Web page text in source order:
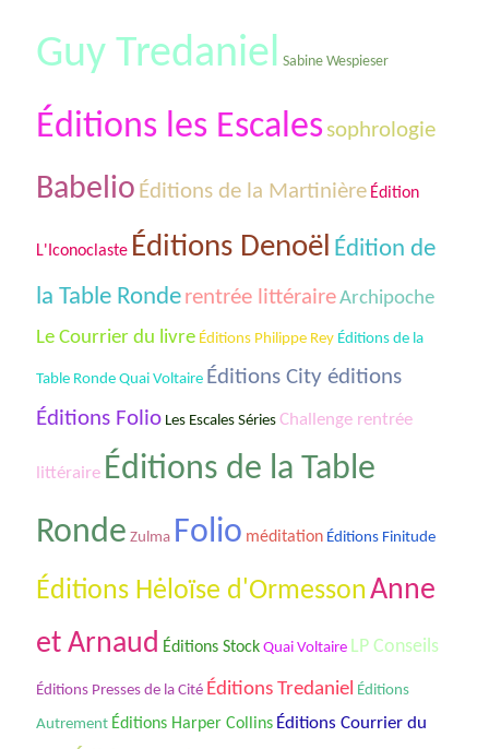
Guy Tredaniel Sabine Wespieser
Éditions les Escales sophrologie
Babelio Éditions de la Martinière Édition
L'Iconoclaste Éditions Denoël Édition de
la Table Ronde rentrée littéraireArchipoche
Le Courrier du livre Éditions Philippe Rey Éditions de la
Table Ronde Quai Voltaire Éditions City éditions
Éditions Folio Les Escales Séries Challenge rentrée
littéraire Éditions de la Table
Ronde Zulma Folio méditation Éditions Finitude
Éditions Hėloïse d'OrmessonAnne
et Arnaud Éditions Stock Quai Voltaire LP Conseils
Éditions Presses de la Cité Éditions Tredaniel Éditions
Autrement Éditions Harper Collins Éditions Courrier du